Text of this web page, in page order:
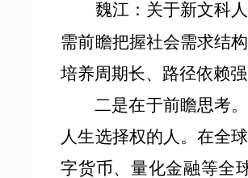
魏江： 关于新文科
需前瞻把握社会需求结
培养周期长、路径依赖
二是在于前瞻思考。
人生选择权的人。在全
字货币、量化金融等全